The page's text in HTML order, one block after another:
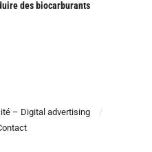
des biocarburants
– Digital advertising